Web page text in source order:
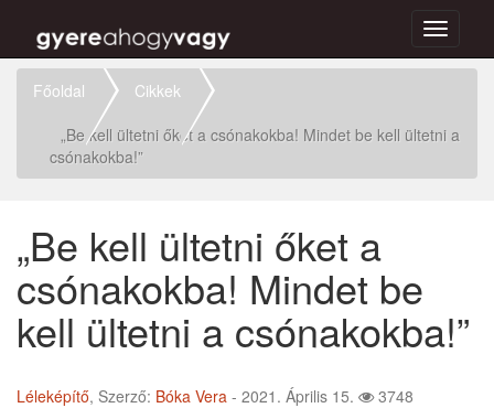
Toggle
Főoldal
Cikkek
„Be kell ültetni őket a csónakokba! Mindet be kell ültetni a
csónakokba!”
„Be kell ültetni őket a
csónakokba! Mindet be
kell ültetni a csónakokba!”
Léleképítő, Szerző: Bóka Vera - 2021. Április 15. 3748